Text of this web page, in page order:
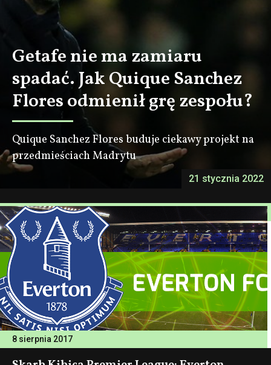
21 stycznia 2022
Getafe nie ma zamiaru
spadać. Jak Quique Sanchez
Flores odmienił grę zespołu?
Quique Sanchez Flores buduje ciekawy projekt na
przedmieściach Madrytu
8 sierpnia 2017